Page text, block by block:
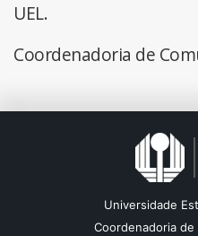
UEL.
Coordenadoria de
Universidade
Coordenadoria de